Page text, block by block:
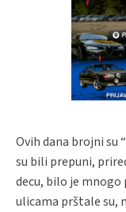
Ovih dana brojni su
su bili prepuni,
decu, bilo je mnogo
ulicama prštale su,